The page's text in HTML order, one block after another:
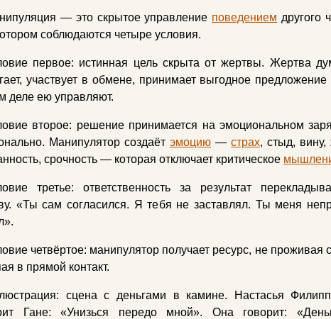
— это скрытое управление поведением другого
соблюдаются четыре условия.
первое: истинная цель скрыта от жертвы. Жертва
участвует в обмене, принимает выгодное
деле ею управляют.
второе: решение принимается на эмоциональном
Манипулятор создаёт эмоцию — страх, стыд, вину,
срочность — которая отключает критическое
третье: ответственность за результат
«Ты сам согласился. Я тебя не заставлял. Ты меня
четвёртое: манипулятор получает ресурс, не проживая
в прямой контакт.
сцена с деньгами в камине. Настасья
Гане: «Унизься передо мной». Она говорит: